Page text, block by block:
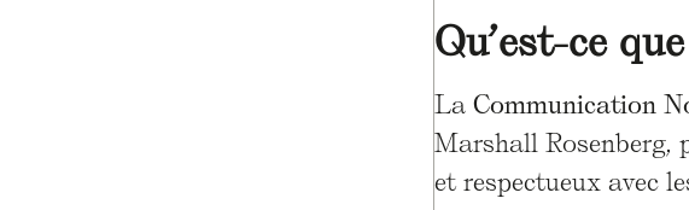
Qu’est-ce
La Communication
Marshall Rosenberg,
et respectueux avec